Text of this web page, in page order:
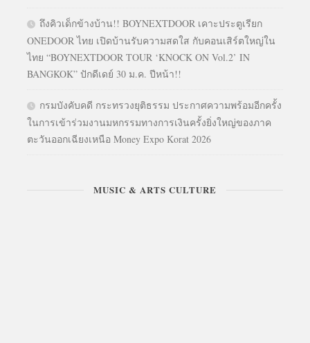
ถึงคิวเด็กข้างบ้าน!! BOYNEXTDOOR เคาะประตูเรียก
ONEDOOR ไทย เปิดบ้านรับความสดใส กับคอนเสิร์ตใหญ่ใน
ไทย “BOYNEXTDOOR TOUR ‘KNOCK ON Vol.2’ IN
BANGKOK” ปักดีเดย์ 30 ม.ค. ปีหน้า!!
กรมบังคับคดี กระทรวงยุติธรรม ประกาศความพร้อมอีกครั้ง
ในการเข้าร่วมงานมหกรรมทางการเงินครั้งยิ่งใหญ่ของภาค
ตะวันออกเฉียงเหนือ Money Expo Korat 2026
MUSIC & ARTS CULTURE